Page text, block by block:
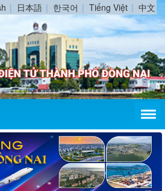
日本語 한국어 Tiếng Việt 中文